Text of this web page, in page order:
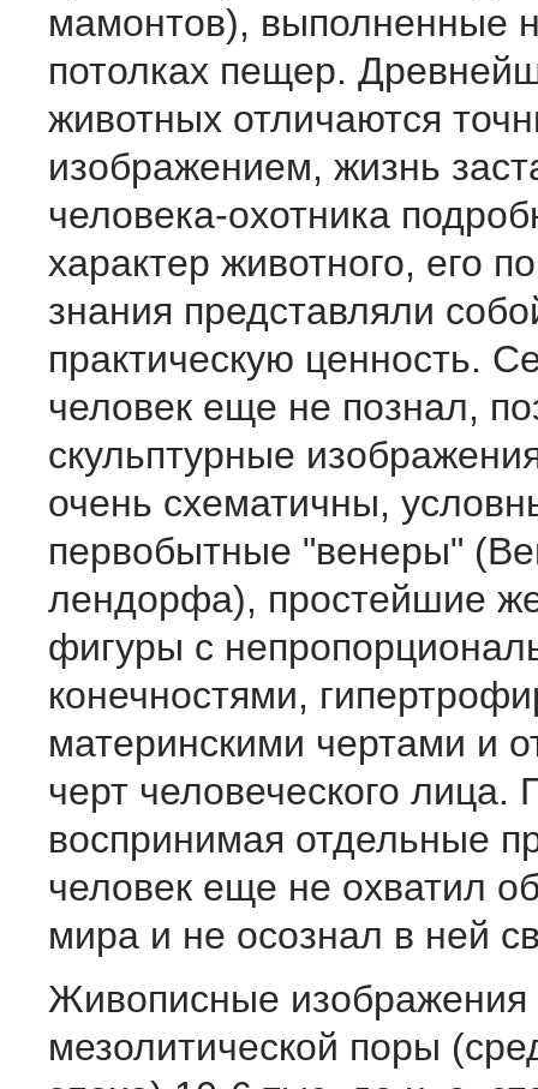
мамонтов), выполненные
потолках пещер.
животных отли­чаются
изображением, жизнь
челове­ка-охотника
характер животного, его
знания представляли
практическую ценность.
человек еще не познал,
скульптурные
очень схематичны,
первобытные "венеры"
лендорфа), простейшие
фигуры с
конечностями,
мате­ринскими чертами и
черт человеческого лица.
воспринимая отдельные
человек еще не охватил
мира и не осознал в ней
Живописные изображения
мезолитической поры